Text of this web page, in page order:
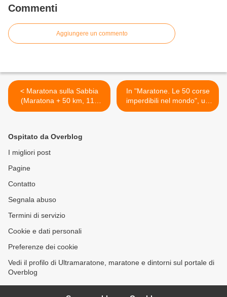
Commenti
Aggiungere un commento
< Maratona sulla Sabbia
(Maratona + 50 km, 11^
ed.). Già 400 gli iscritti, con
In "Maratone. Le 50 corse
imperdibili nel mondo", un
piccolo vademecum ed un
Ospitato da Overblog
I migliori post
Pagine
Contatto
Segnala abuso
Termini di servizio
Cookie e dati personali
Preferenze dei cookie
Vedi il profilo di Ultramaratone, maratone e dintorni sul portale di
Overblog